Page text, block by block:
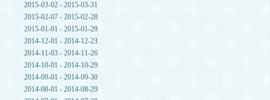
2015-03-02 - 2015-03-31
2015-02-07 - 2015-02-28
2015-01-01 - 2015-01-29
2014-12-01 - 2014-12-23
2014-11-03 - 2014-11-26
2014-10-01 - 2014-10-29
2014-09-01 - 2014-09-30
2014-08-01 - 2014-08-29